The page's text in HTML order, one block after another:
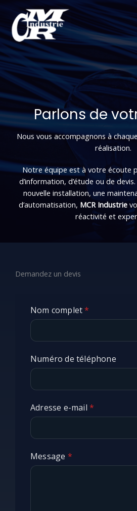
contenu
Parlons de
Nous vous accompagnons à
réalisation.
Notre équipe est à votre écoute
d’information, d’étude ou de
nouvelle installation, une
d’automatisation, MCR Industrie
réactivité et
Demandez un devis
Nom complet*
Numéro de téléphone
Adresse e-mail *
Message *